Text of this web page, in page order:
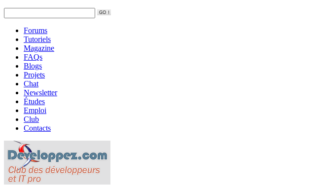
Forums
Tutoriels
Magazine
FAQs
Blogs
Projets
Chat
Newsletter
Études
Emploi
Club
Contacts